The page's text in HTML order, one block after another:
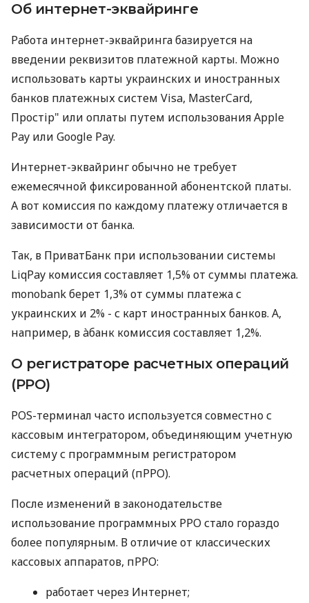
Об интернет-эквайринге
Работа интернет-эквайринга базируется на
введении реквизитов платежной карты. Можно
использовать карты украинских и иностранных
банков платежных систем Visa, MasterCard,
Простір" или оплаты путем использования Apple
Pay или Google Pay.
Интернет-эквайринг обычно не требует
ежемесячной фиксированной абонентской платы.
А вот комиссия по каждому платежу отличается в
зависимости от банка.
Так, в ПриватБанк при использовании системы
LiqPay комиссия составляет 1,5% от суммы платежа.
monobank берет 1,3% от суммы платежа с
украинских и 2% - с карт иностранных банков. А,
например, в àбанк комиссия составляет 1,2%.
О регистраторе расчетных операций
(РРО)
POS-терминал часто используется совместно с
кассовым интегратором, объединяющим учетную
систему с программным регистратором
расчетных операций (пРРО).
После изменений в законодательстве
использование программных РРО стало гораздо
более популярным. В отличие от классических
кассовых аппаратов, пРРО:
работает через Интернет;